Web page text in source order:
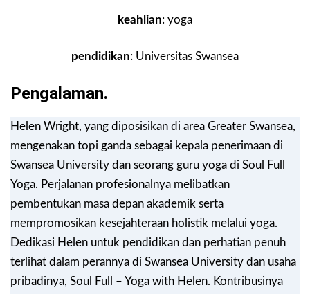
keahlian: yoga
pendidikan: Universitas Swansea
Pengalaman.
Helen Wright, yang diposisikan di area Greater Swansea,
mengenakan topi ganda sebagai kepala penerimaan di
Swansea University dan seorang guru yoga di Soul Full
Yoga. Perjalanan profesionalnya melibatkan
pembentukan masa depan akademik serta
mempromosikan kesejahteraan holistik melalui yoga.
Dedikasi Helen untuk pendidikan dan perhatian penuh
terlihat dalam perannya di Swansea University dan usaha
pribadinya, Soul Full – Yoga with Helen. Kontribusinya